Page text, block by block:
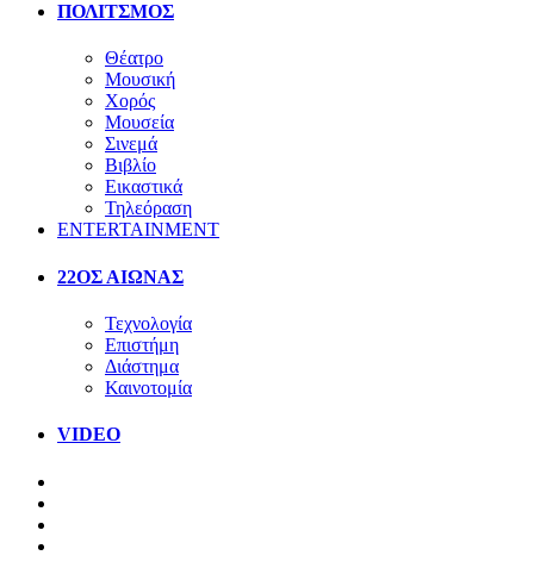
ΠΟΛΙΤΣΜΟΣ
Θέατρο
Μουσική
Χορός
Μουσεία
Σινεμά
Βιβλίο
Εικαστικά
Τηλεόραση
ENTERTAINMENT
22ΟΣ ΑΙΩΝΑΣ
Τεχνολογία
Επιστήμη
Διάστημα
Καινοτομία
VIDEO